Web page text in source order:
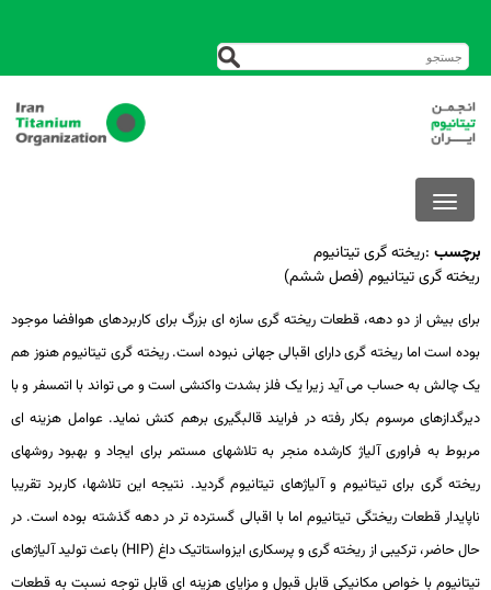
برچسب :ریخته گری تیتانیوم
ریخته گری تیتانیوم (فصل ششم)
برای بیش از دو دهه، قطعات ریخته­ گری سازه ­ای بزرگ برای کاربردهای هوافضا موجود
بوده است اما ریخته­ گری دارای اقبالی جهانی نبوده است. ریخته­ گری تیتانیوم هنوز هم
یک چالش به حساب می­ آید زیرا یک فلز بشدت واکنشی است و می­ تواند با اتمسفر و با
دیرگدازهای مرسوم بکار رفته در فرایند قالب­گیری برهم­ کنش نماید. عوامل هزینه­ ای
مربوط به فراوری آلیاژ کارشده منجر به تلاش­های مستمر برای ایجاد و بهبود روش­های
ریخته­ گری برای تیتانیوم و آلیاژهای تیتانیوم گردید. نتیجه این تلاش­ها، کاربرد تقریبا
ناپایدار قطعات ریختگی تیتانیوم اما با اقبالی گسترد­ه ­تر در دهه گذشته بوده است. در
حال حاضر، ترکیبی از ریخته­ گری و پرسکاری ایزواستاتیک داغ (HIP) باعث تولید آلیاژهای
تیتانیوم با خواص مکانیکی قابل ­قبول و مزایای هزینه ­ای قابل­ توجه نسبت به قطعات